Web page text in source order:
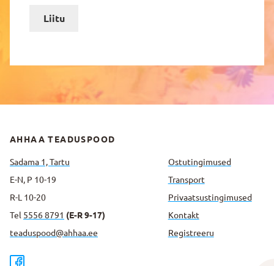
Liitu
AHHAA TEADUSPOOD
Sadama 1, Tartu
E-N, P 10-19
R-L 10-20
Tel 5556 8791 (E-R 9-17)
teaduspood@ahhaa.ee
Ostutingimused
Transport
Privaatsus­tingimused
Kontakt
Registreeru